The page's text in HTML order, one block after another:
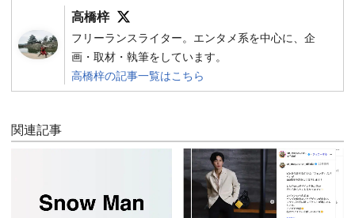
高橋梓
フリーランスライター。エンタメ系を中心に、企
画・取材・執筆をしています。
高橋梓の記事一覧はこちら
関連記事